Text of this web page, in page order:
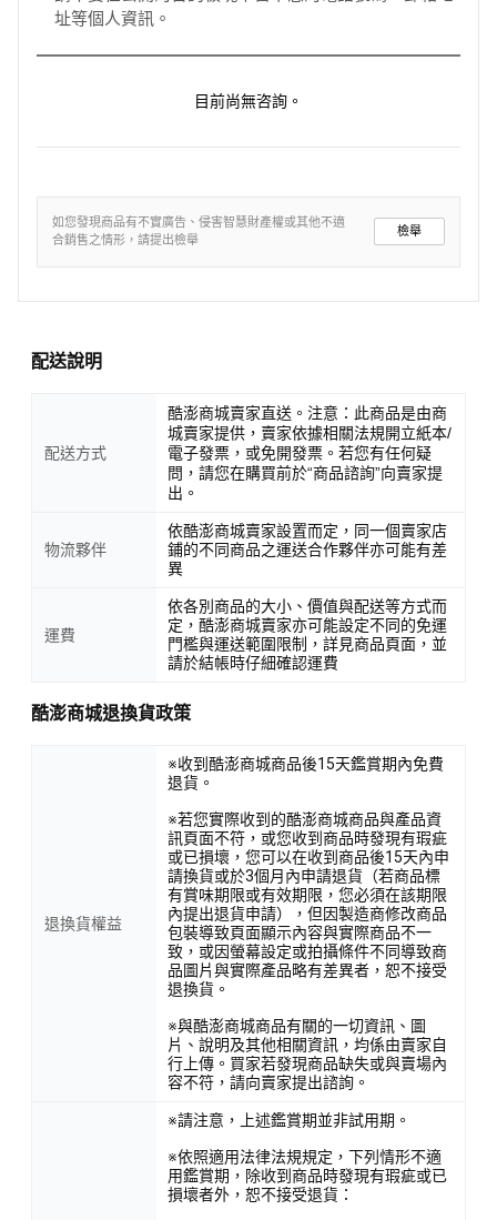
址等個人資訊。
目前尚無咨詢。
如您發現商品有不實廣告、侵害智慧財產權或其他不適
合銷售之情形，請提出檢舉
檢舉
配送說明
配送方式
酷澎商城賣家直送。注意：此商品是由商
城賣家提供，賣家依據相關法規開立紙本/
電子發票，或免開發票。若您有任何疑
問，請您在購買前於“商品諮詢”向賣家提
出。
物流夥伴
依酷澎商城賣家設置而定，同一個賣家店
鋪的不同商品之運送合作夥伴亦可能有差
異
運費
依各別商品的大小、價值與配送等方式而
定，酷澎商城賣家亦可能設定不同的免運
門檻與運送範圍限制，詳見商品頁面，並
請於結帳時仔細確認運費
酷澎商城退換貨政策
退換貨權益
※收到酷澎商城商品後15天鑑賞期內免費
退貨。
※若您實際收到的酷澎商城商品與產品資
訊頁面不符，或您收到商品時發現有瑕疵
或已損壞，您可以在收到商品後15天內申
請換貨或於3個月內申請退貨（若商品標
有賞味期限或有效期限，您必須在該期限
內提出退貨申請），但因製造商修改商品
包裝導致頁面顯示內容與實際商品不一
致，或因螢幕設定或拍攝條件不同導致商
品圖片與實際產品略有差異者，恕不接受
退換貨。
※與酷澎商城商品有關的一切資訊、圖
片、說明及其他相關資訊，均係由賣家自
行上傳。買家若發現商品缺失或與賣場內
容不符，請向賣家提出諮詢。
※請注意，上述鑑賞期並非試用期。
※依照適用法律法規規定，下列情形不適
用鑑賞期，除收到商品時發現有瑕疵或已
損壞者外，恕不接受退貨：